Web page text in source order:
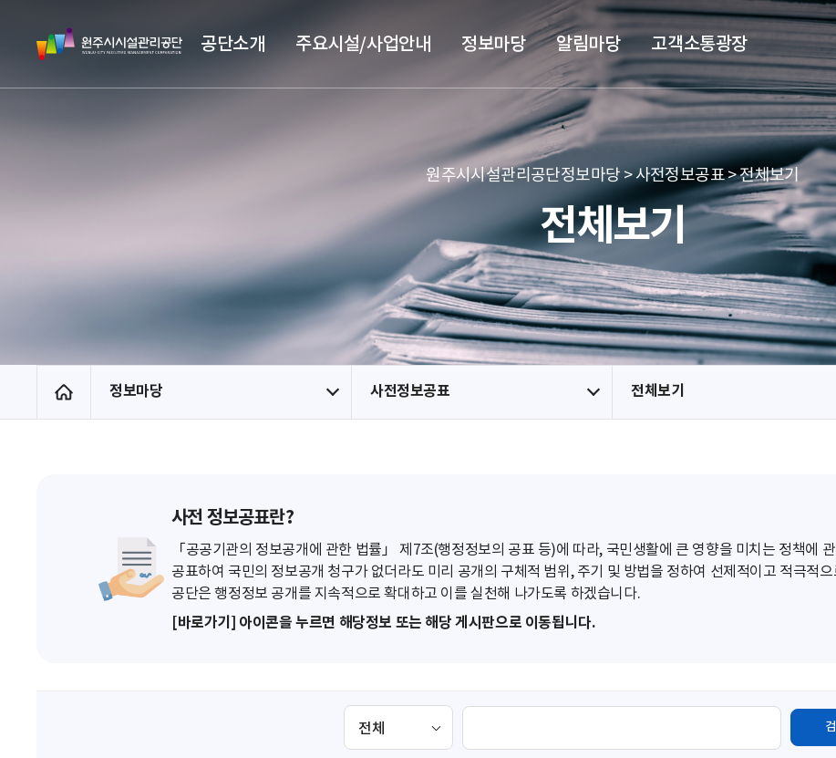
본문 바로가기
메뉴 바로가기
원
주
시
관
단
공단소개 주요시설/사업안내 정보마당 알림마당 고객소통광장
원주시시설관리공단정보마당 > 사전정보공표 > 전체보기
전체보기
홈 정보마당 사전정보공표 전체보기
사전 정보공표란?
「공공기관의 정보공개에 관한 법률」 제7조(행정정보의 공표 등)에 따라, 국민생활에 큰 영향을 미치는 정책에
공표하여 국민의 정보공개 청구가 없더라도 미리 공개의 구체적 범위, 주기 및 방법을 정하여 선제적이고 적극적
공단은 행정정보 공개를 지속적으로 확대하고 이를 실천해 나가도록 하겠습니다.
[바로가기] 아이콘을 누르면 해당정보 또는 해당 게시판으로 이동됩니다.
검